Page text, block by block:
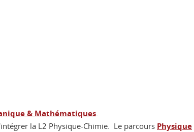
& Mathématiques.
la L2 Physique-Chimie. Le parcours Physique